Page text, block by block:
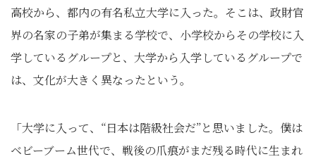
高校から、都内の有名私立大学に入った。そこは、政財官
界の名家の子弟が集まる学校で、小学校からその学校に入
学しているグループと、大学から入学しているグループで
は、文化が大きく異なったという。
「大学に入って、“日本は階級社会だ”と思いました。僕は
ベビーブーム世代で、戦後の爪痕がまだ残る時代に生まれ